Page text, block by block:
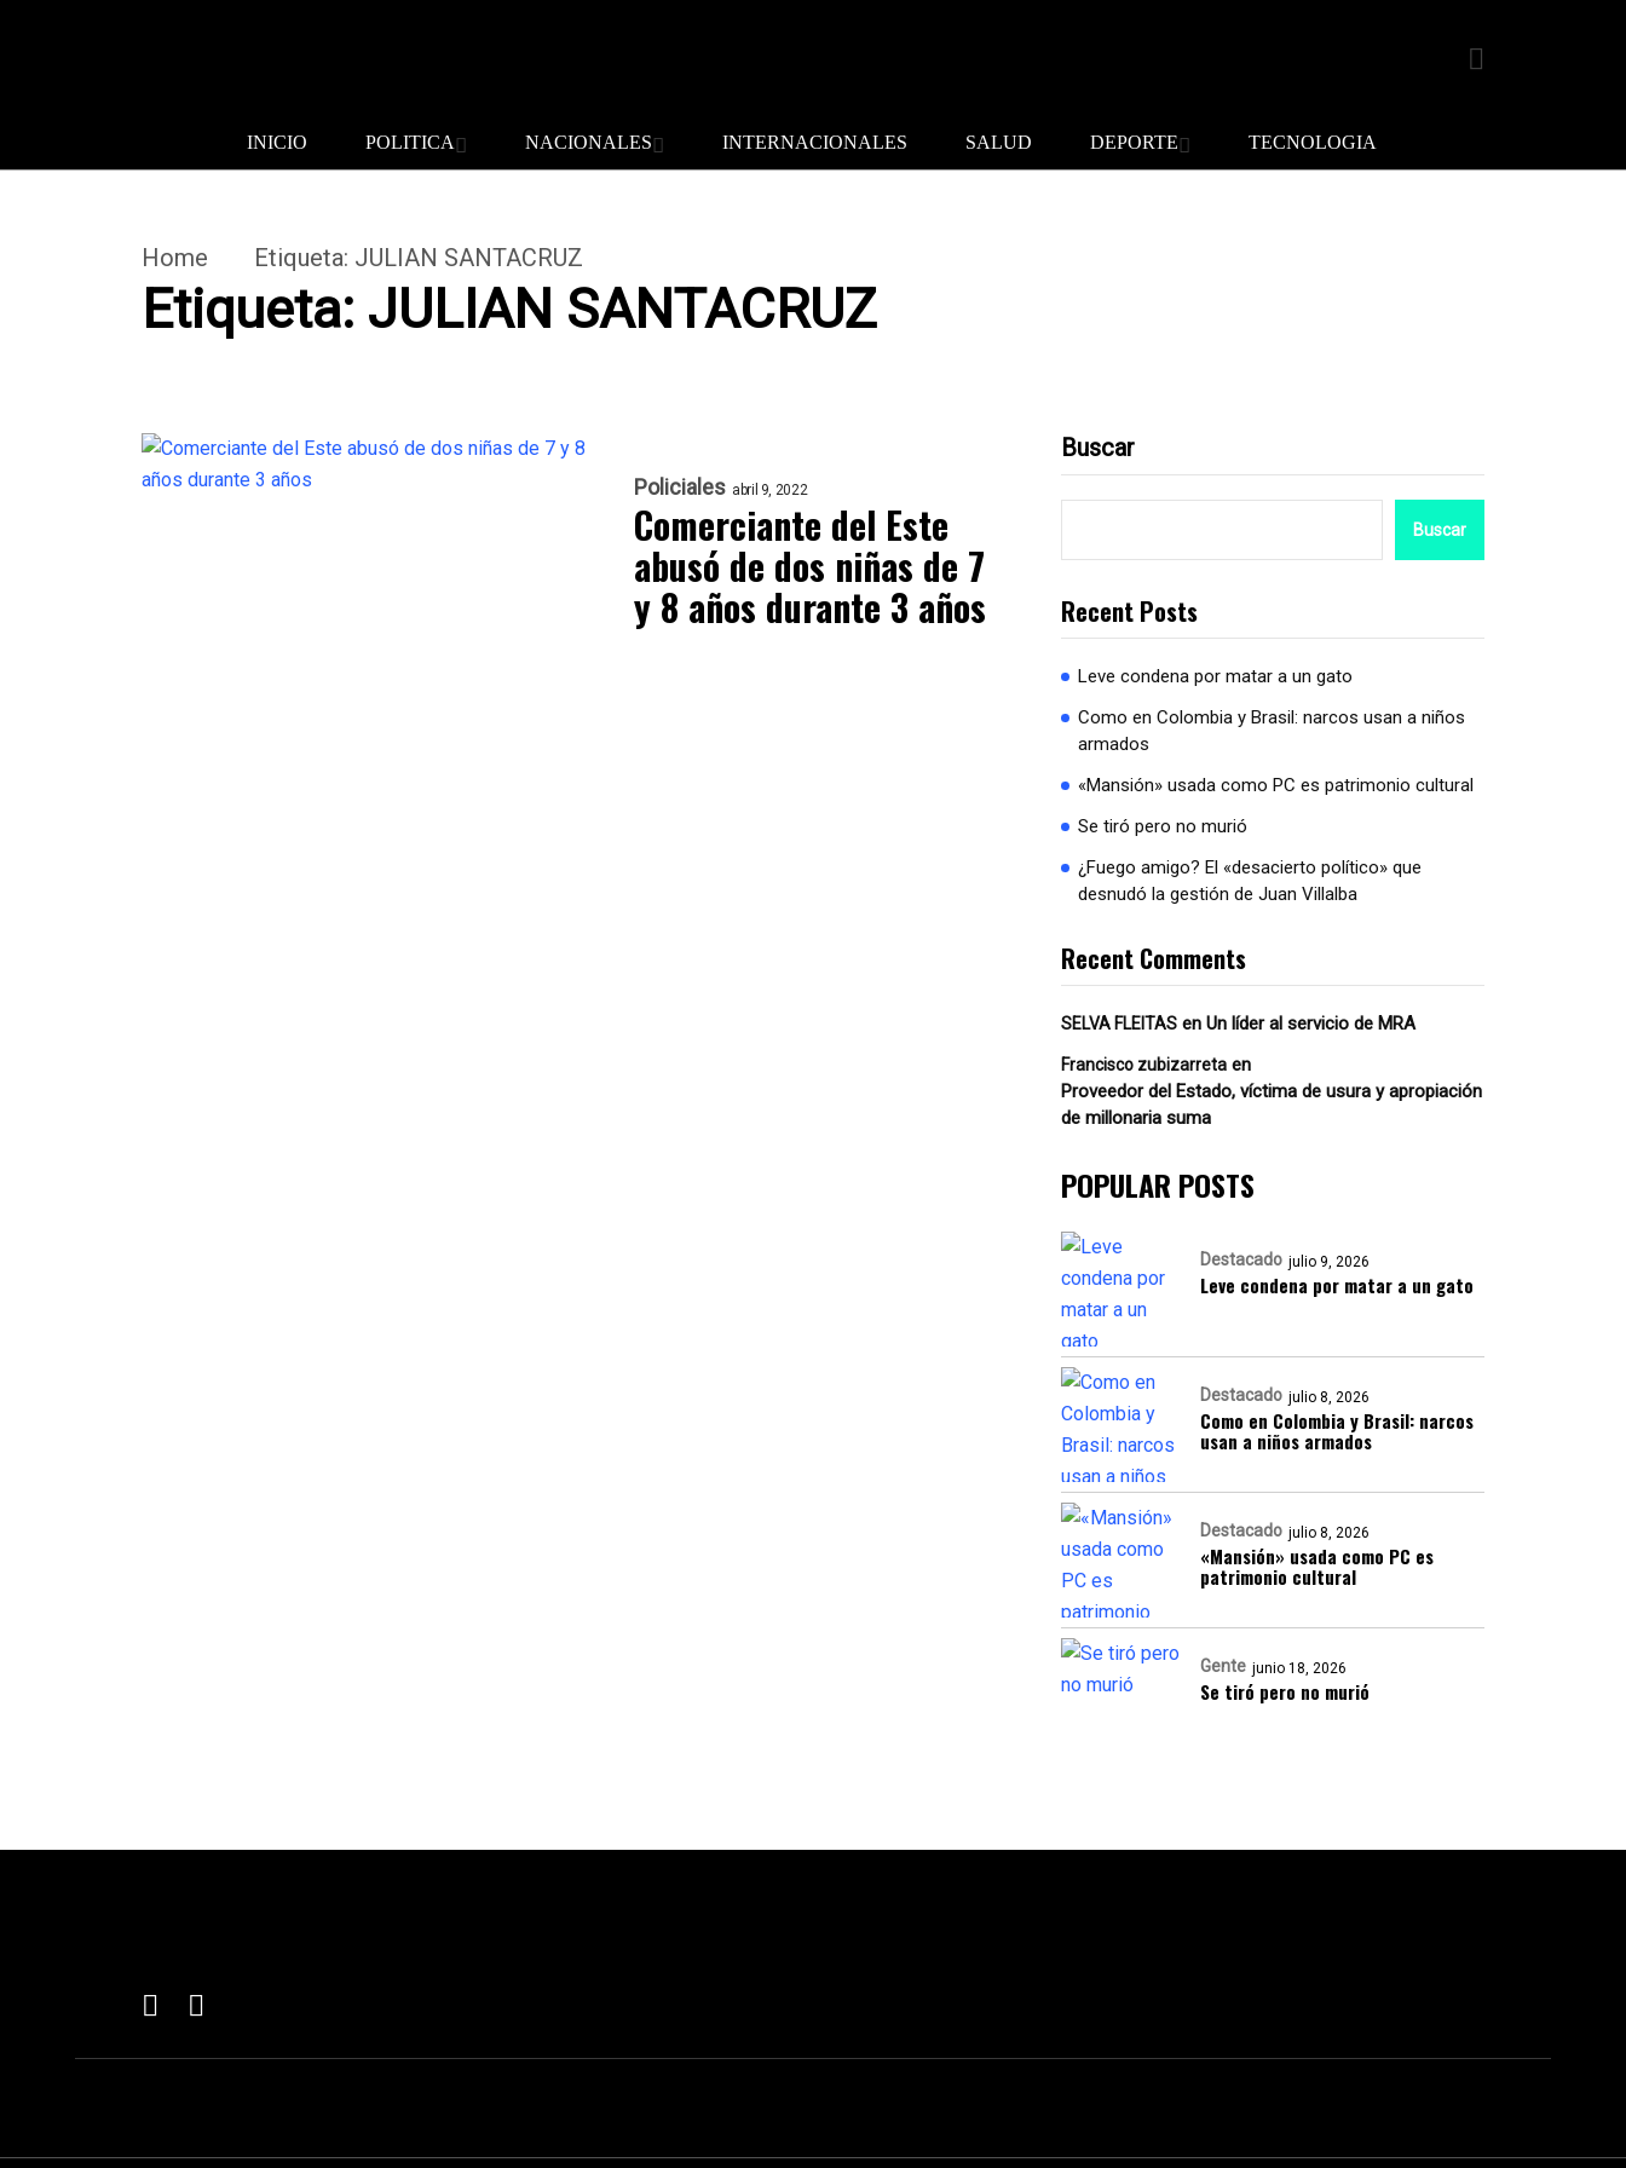
INICIO POLITICA NACIONALES INTERNACIONALES SALUD DEPORTE TECNOLOGIA
Home Etiqueta: JULIAN SANTACRUZ
Etiqueta: JULIAN SANTACRUZ
Policiales abril 9, 2022
Comerciante del Este
abusó de dos niñas de 7
y 8 años durante 3 años
Buscar
Buscar
Recent Posts
Leve condena por matar a un gato
Como en Colombia y Brasil: narcos usan a niños
armados
«Mansión» usada como PC es patrimonio cultural
Se tiró pero no murió
¿Fuego amigo? El «desacierto político» que
desnudó la gestión de Juan Villalba
Recent Comments
SELVA FLEITAS en Un líder al servicio de MRA
Francisco zubizarreta en
Proveedor del Estado, víctima de usura y apropiación
de millonaria suma
POPULAR POSTS
Destacado julio 9, 2026
Leve condena por matar a un gato
Destacado julio 8, 2026
Como en Colombia y Brasil: narcos
usan a niños armados
Destacado julio 8, 2026
«Mansión» usada como PC es
patrimonio cultural
Gente junio 18, 2026
Se tiró pero no murió